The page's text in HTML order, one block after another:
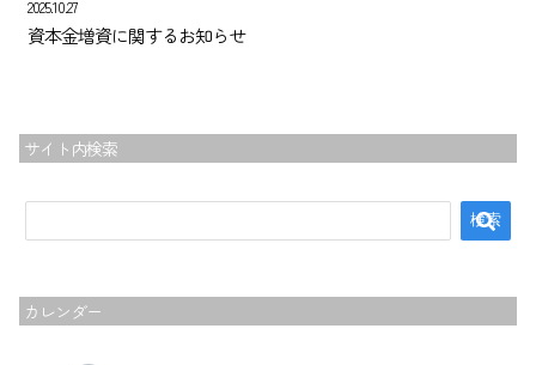
2025.10.27
資本金増資に関するお知らせ
サイト内検索
カレンダー